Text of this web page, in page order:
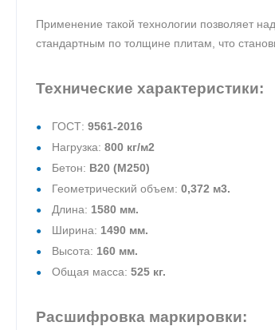
Применение такой технологии позволяет
стандартным по толщине плитам, что
Технические характеристики:
ГОСТ: 9561-2016
Нагрузка: 800 кг/м2
Бетон: В20 (М250)
Геометрический объем: 0,372 м3.
Длина: 1580 мм.
Ширина: 1490 мм.
Высота: 160 мм.
Общая масса: 525 кг.
Расшифровка маркировки: